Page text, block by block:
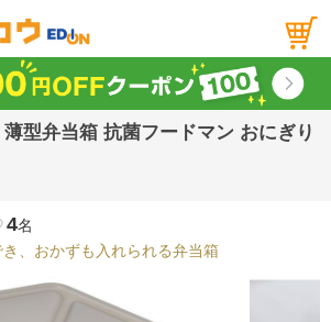
型弁当箱 抗菌フードマン おにぎり
4名
、おかずも入れられる弁当箱